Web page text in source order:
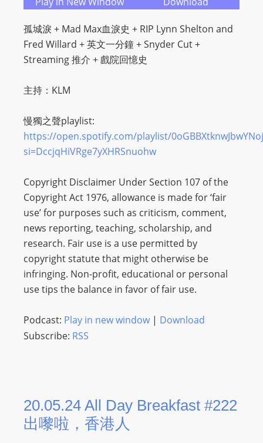
talkonly
孤城淚 + Mad Max血淚史 + RIP Lynn Shelton and
Fred Willard + 英文一分鐘 + Snyder Cut +
Streaming 推介 + 戲院回憶史
主持：KLM
慢獨之聲playlist:
https://open.spotify.com/playlist/
si=DccjqHiVRge7yXHRSnuohw
Copyright Disclaimer Under Section 107 of the
Copyright Act 1976, allowance is made for ‘fair
use’ for purposes such as criticism, comment,
news reporting, teaching, scholarship, and
research. Fair use is a use permitted by
copyright statute that might otherwise be
infringing. Non-profit, educational or personal
use tips the balance in favor of fair use.
Podcast: Play in new window| Download
Subscribe: RSS
20.05.24 All Day Breakfast #222
出嚟啦，香港人